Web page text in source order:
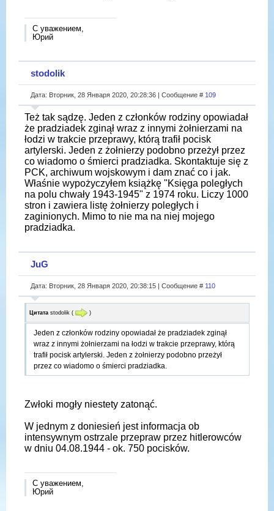
С уважением,
Юрий
stodolik
Дата: Вторник, 28 Января 2020, 20:28:36 | Сообщение # 109
Też tak sądzę. Jeden z członków rodziny opowiadał
że pradziadek zginął wraz z innymi żołnierzami na
łodzi w trakcie przeprawy, którą trafił pocisk
artylerski. Jeden z żołnierzy podobno przeżył przez
co wiadomo o śmierci pradziadka. Skontaktuje się z
PCK, archiwum wojskowym i dam znać co i jak.
Właśnie wypożyczyłem książkę "Księga poległych
na polu chwały 1943-1945" z 1974 roku. Liczy 1000
stron i zawiera listę żołnierzy poległych i
zaginionych. Mimo to nie ma na niej mojego
pradziadka.
JuG
Дата: Вторник, 28 Января 2020, 20:38:15 | Сообщение # 110
Цитата stodolik ( )
Jeden z członków rodziny opowiadał że pradziadek zginął
wraz z innymi żołnierzami na łodzi w trakcie przeprawy, którą
trafił pocisk artylerski. Jeden z żołnierzy podobno przeżył
przez co wiadomo o śmierci pradziadka.
Zwłoki mogły niestety zatonąć.
W jednym z doniesień jest informacja ob
intensywnym ostrzale przepraw przez hitlerowców
w dniu 04.08.1944 - ok. 750 pocisków.
С уважением,
Юрий